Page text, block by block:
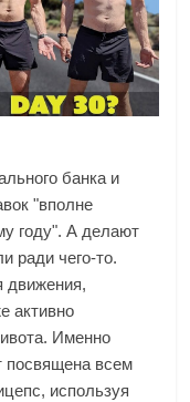
банка и
"вполне
году". А делают
ради чего-то.
движения,
активно
Именно
посвящена всем
используя